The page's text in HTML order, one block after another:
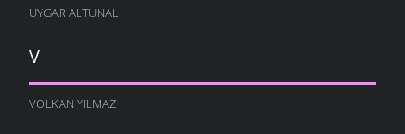
UYGAR ALTUNAL
V
VOLKAN YILMAZ